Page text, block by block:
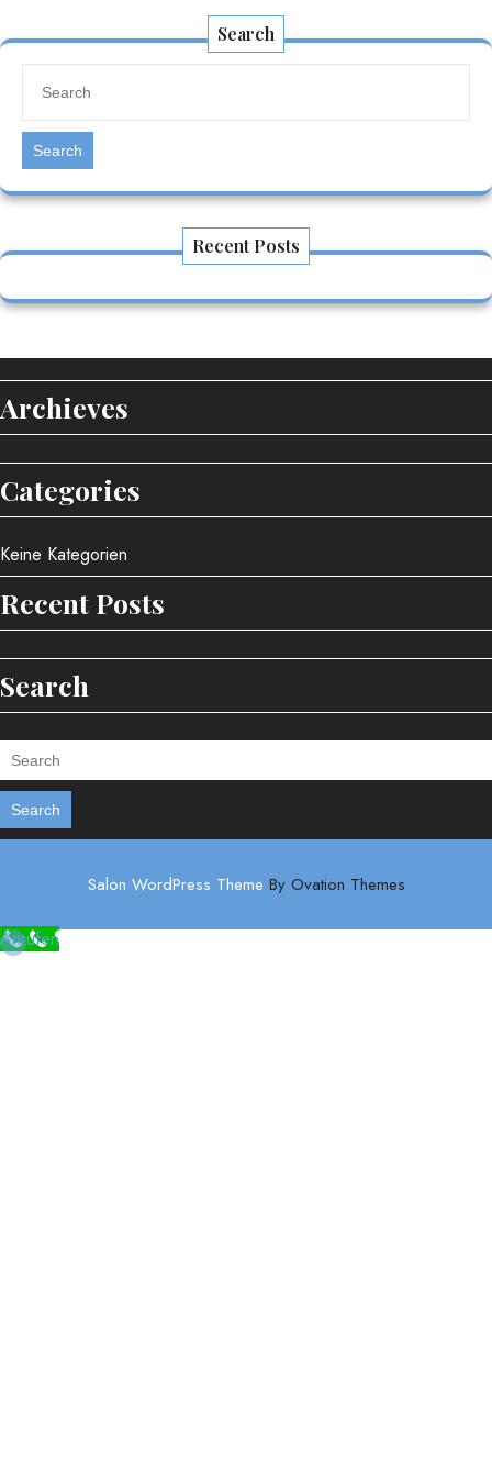
Search
Search
Recent Posts
Archieves
Categories
Keine Kategorien
Recent Posts
Search
Search
Salon WordPress Theme By Ovation Themes
Anrufen